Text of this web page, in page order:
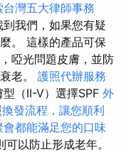
台灣五大律師事務
我們，如果您有疑
。 這樣的產品可保
啞光問題皮膚，並防
老。 護照代辦服務
（II-V）選擇SPF 外
發流程，讓您順利
都能滿足您的口味
以防止形成老年。